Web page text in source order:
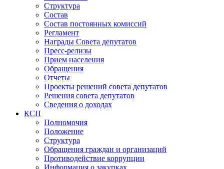
Структура
Состав
Состав постоянных комиссий
Регламент
Награды Совета депутатов
Пресс-релизы
Прием населения
Обращения
Отчеты
Проекты решений совета депутатов
Решения совета депутатов
Сведения о доходах
КСП
Полномочия
Положение
Структура
Обращения граждан и организаций
Противодействие коррупции
Информация о закупках